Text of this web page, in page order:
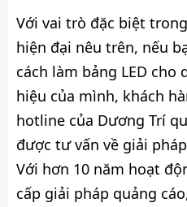
Với vai trò đặc biệt
hiện đại nêu trên, nếu
cách làm bảng LED
hiệu của mình, khách
hotline của Dương Trí
được tư vấn về giải
Với hơn 10 năm hoạt
cấp giải pháp quảng